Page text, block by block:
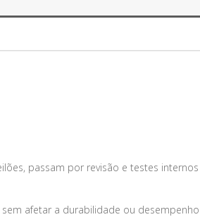
passam por revisão e testes
afetar a durabilidade ou